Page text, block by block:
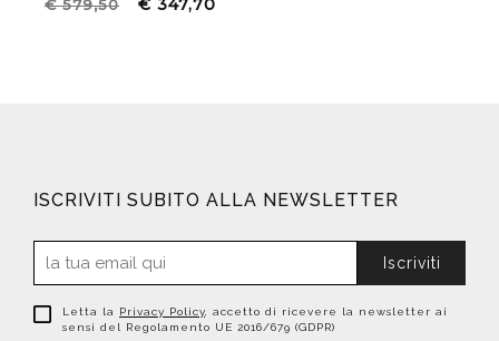
€ 579,50 € 347,70
ISCRIVITI SUBITO ALLA NEWSLETTER
Iscriviti
Letta la Privacy Policy , accetto di ricevere la newsletter ai
sensi del Regolamento UE 2016/679 (GDPR)